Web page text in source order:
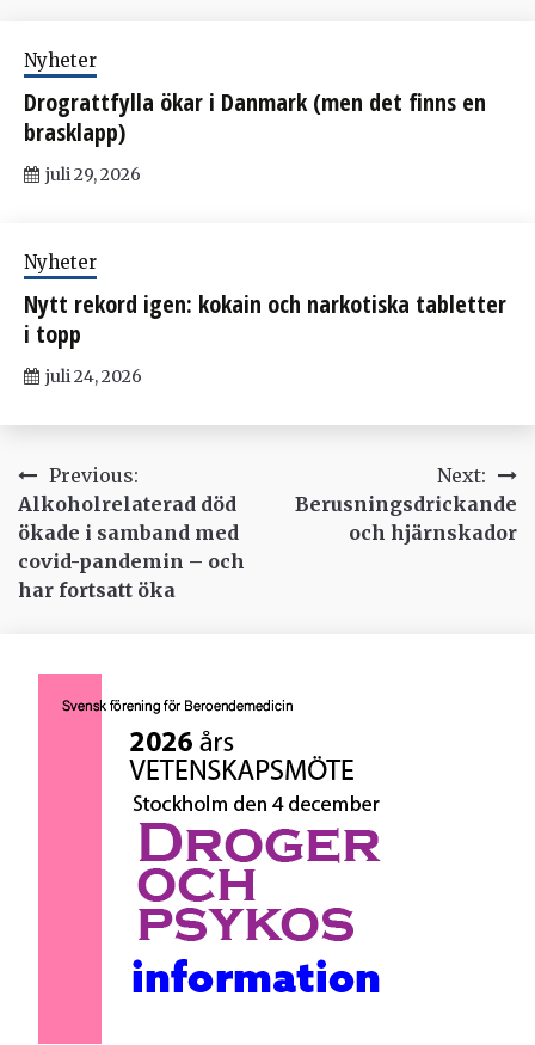
Nyheter
Drograttfylla ökar i Danmark (men det finns en
brasklapp)
juli 29, 2026
Nyheter
Nytt rekord igen: kokain och narkotiska tabletter
i topp
juli 24, 2026
Inläggsnavigering
Previous:
Alkoholrelaterad död
ökade i samband med
covid-pandemin – och
har fortsatt öka
Next:
Berusningsdrickande
och hjärnskador